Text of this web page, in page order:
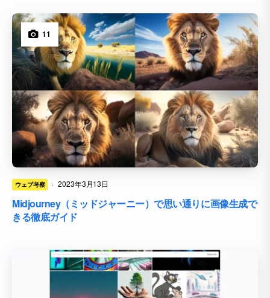
11
ウェブ考察 · 2023年3月13日
Midjourney（ミッドジャーニー）で思い通りに画像生成で
きる徹底ガイド